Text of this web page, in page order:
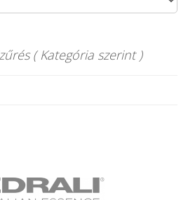
( Kategória szerint )